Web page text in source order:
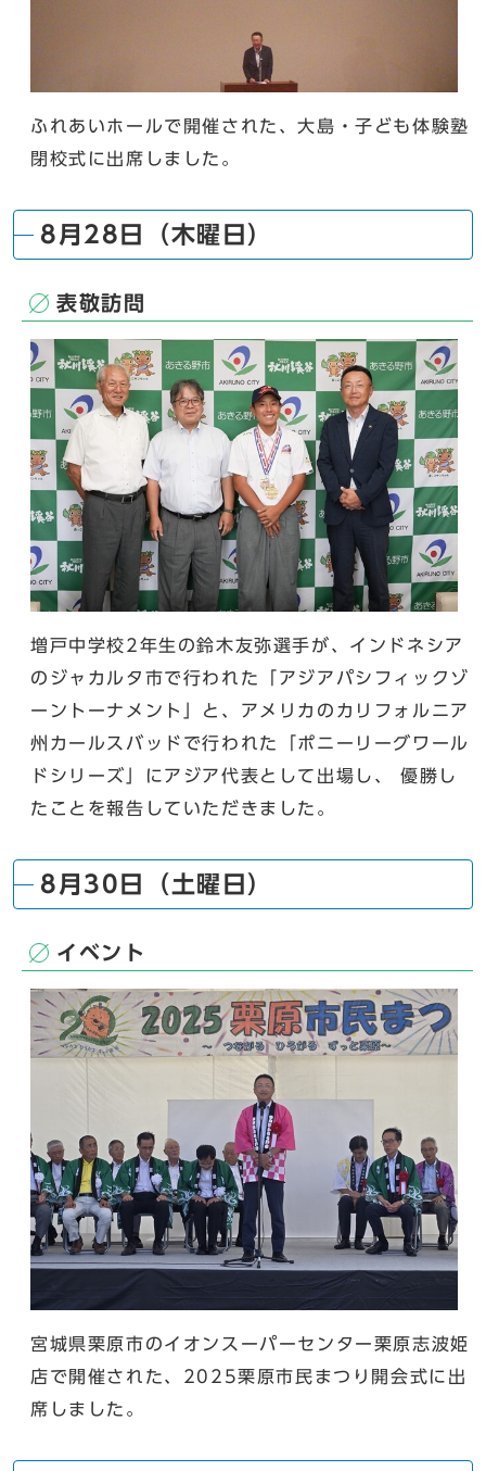
ふれあいホールで開催された、大島・子ども体験塾
閉校式に出席しました。
8月28日（木曜日）
表敬訪問
増戸中学校2年生の鈴木友弥選手が、インドネシア
のジャカルタ市で行われた「アジアパシフィックゾ
ーントーナメント」と、アメリカのカリフォルニア
州カールスバッドで行われた「ポニーリーグワール
ドシリーズ」にアジア代表として出場し、 優勝し
たことを報告していただきました。
8月30日（土曜日）
イベント
宮城県栗原市のイオンスーパーセンター栗原志波姫
店で開催された、2025栗原市民まつり開会式に出
席しました。